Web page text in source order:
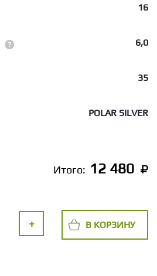
16
6,0
35
POLAR SILVER
Итого: 12 480
+ В КОРЗИНУ